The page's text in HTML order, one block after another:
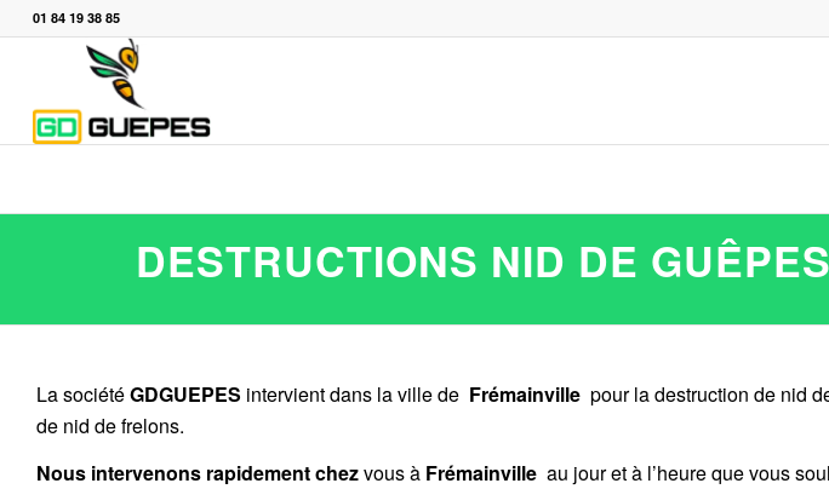
01 84 19 38 85
DESTRUCTIONS NID DE
La sociétéGDGUEPES intervient dans la ville de Frémainville pour la destruction de nid
de nid de frelons.
Nous intervenons rapidement chezvous à Frémainville au jour et à l’heure que vous